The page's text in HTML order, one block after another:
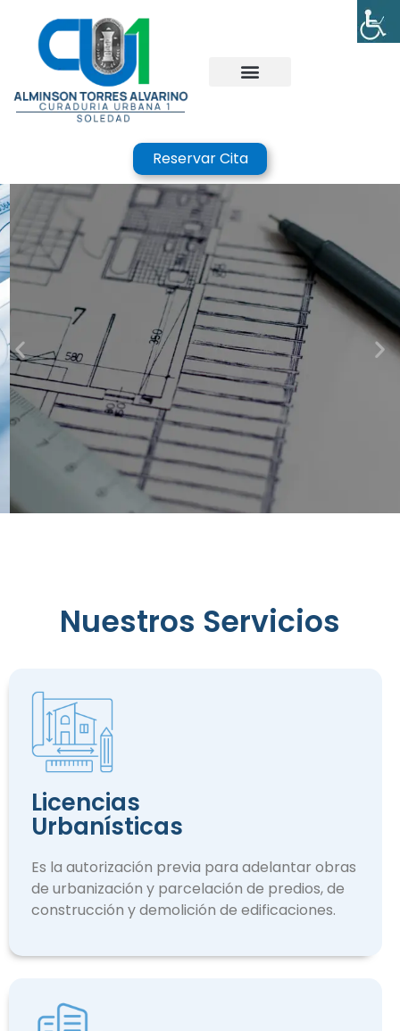
Reservar Cita
de
Edificación
Nuestros Servicios
Licencias
Urbanísticas
Es la autorización previa para adelantar obras
de urbanización y parcelación de predios, de
construcción y demolición de edificaciones.